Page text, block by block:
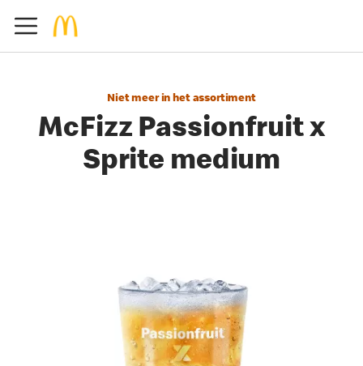
Niet meer in het assortiment
McFizz Passionfruit x
Sprite medium